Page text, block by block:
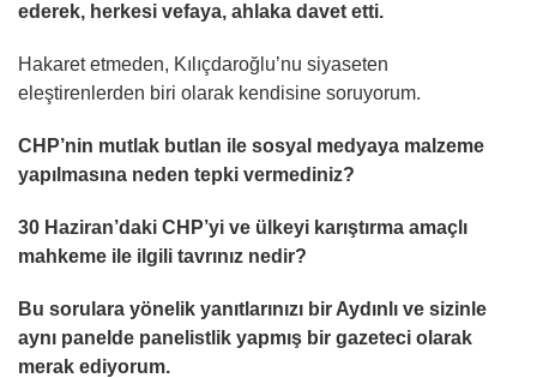
ederek, herkesi vefaya, ahlaka davet etti.
Hakaret etmeden, Kılıçdaroğlu’nu siyaseten
eleştirenlerden biri olarak kendisine soruyorum.
CHP’nin mutlak butlan ile sosyal medyaya malzeme
yapılmasına neden tepki vermediniz?
30 Haziran’daki CHP’yi ve ülkeyi karıştırma amaçlı
mahkeme ile ilgili tavrınız nedir?
Bu sorulara yönelik yanıtlarınızı bir Aydınlı ve sizinle
aynı panelde panelistlik yapmış bir gazeteci olarak
merak ediyorum.